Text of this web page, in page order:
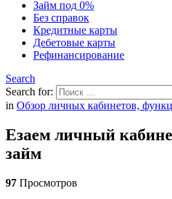
Займ под 0%
Без справок
Кредитные карты
Дебетовые карты
Рефинансирование
Search
Search for:
in Обзор личных кабинетов,
Езаем личный
займ
97 Просмотров